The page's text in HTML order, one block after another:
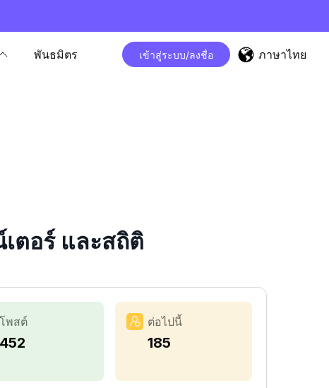
พันธมิตร เข้าสู่ระบบ/ลงชื่อ ภาษาไทย
ตอร์ และสถิติ
โพสต์
452
ต่อไปนี้
185